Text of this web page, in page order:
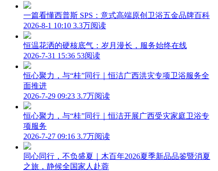
一篇看懂西普斯 SPS：意式高端原创卫浴五金品牌百科
2026-8-1 10:10 3.3万阅读
恒温花洒的硬核底气：岁月漫长，服务始终在线
2026-7-31 15:36 53阅读
恒心聚力，与“桂”同行｜恒洁广西洪灾专项卫浴服务全
面推进
2026-7-29 09:23 3.7万阅读
恒心聚力，与“桂”同行｜恒洁开展广西受灾家庭卫浴专
项服务
2026-7-27 09:16 3.7万阅读
同心同行，不负盛夏｜木百年2026夏季新品品鉴暨消夏
之旅，静候全国家人赴蓉